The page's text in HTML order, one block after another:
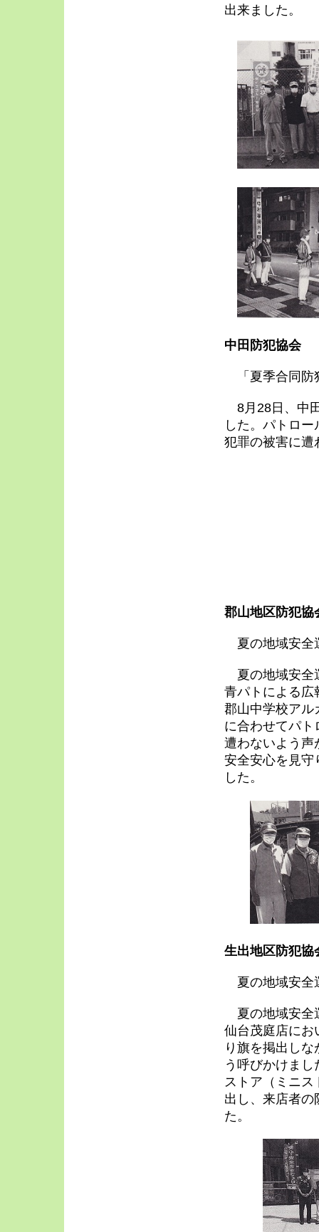
出来ました。
中田防犯協会
「夏季合同防
8月28日、中
した。パトロ
犯罪の被害に遭
郡山地区防犯
夏の地域安全
夏の地域安全
青パトによる広
郡山中学校アル
に合わせてパト
遭わないよう声
安全安心を見守
した。
生出地区防犯協
夏の地域安全
夏の地域安全
仙台茂庭店にお
り旗を掲出し
う呼びかけま
ストア（ミニス
出し、来店者の
た